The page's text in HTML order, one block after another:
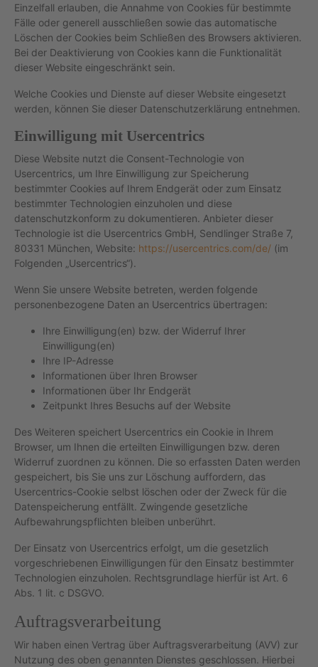
Einzelfall erlauben, die Annahme von Cookies für bestimmte
Fälle oder generell ausschließen sowie das automatische
Löschen der Cookies beim Schließen des Browsers aktivieren.
Bei der Deaktivierung von Cookies kann die Funktionalität
dieser Website eingeschränkt sein.
Welche Cookies und Dienste auf dieser Website eingesetzt
werden, können Sie dieser Datenschutzerklärung entnehmen.
Einwilligung mit Usercentrics
Diese Website nutzt die Consent-Technologie von
Usercentrics, um Ihre Einwilligung zur Speicherung
bestimmter Cookies auf Ihrem Endgerät oder zum Einsatz
bestimmter Technologien einzuholen und diese
datenschutzkonform zu dokumentieren. Anbieter dieser
Technologie ist die Usercentrics GmbH, Sendlinger Straße 7,
80331 München, Website: https://usercentrics.com/de/ (im
Folgenden „Usercentrics“).
Wenn Sie unsere Website betreten, werden folgende
personenbezogene Daten an Usercentrics übertragen:
Ihre Einwilligung(en) bzw. der Widerruf Ihrer
Einwilligung(en)
Ihre IP-Adresse
Informationen über Ihren Browser
Informationen über Ihr Endgerät
Zeitpunkt Ihres Besuchs auf der Website
Des Weiteren speichert Usercentrics ein Cookie in Ihrem
Browser, um Ihnen die erteilten Einwilligungen bzw. deren
Widerruf zuordnen zu können. Die so erfassten Daten werden
gespeichert, bis Sie uns zur Löschung auffordern, das
Usercentrics-Cookie selbst löschen oder der Zweck für die
Datenspeicherung entfällt. Zwingende gesetzliche
Aufbewahrungspflichten bleiben unberührt.
Der Einsatz von Usercentrics erfolgt, um die gesetzlich
vorgeschriebenen Einwilligungen für den Einsatz bestimmter
Technologien einzuholen. Rechtsgrundlage hierfür ist Art. 6
Abs. 1 lit. c DSGVO.
Auftragsverarbeitung
Wir haben einen Vertrag über Auftragsverarbeitung (AVV) zur
Nutzung des oben genannten Dienstes geschlossen. Hierbei